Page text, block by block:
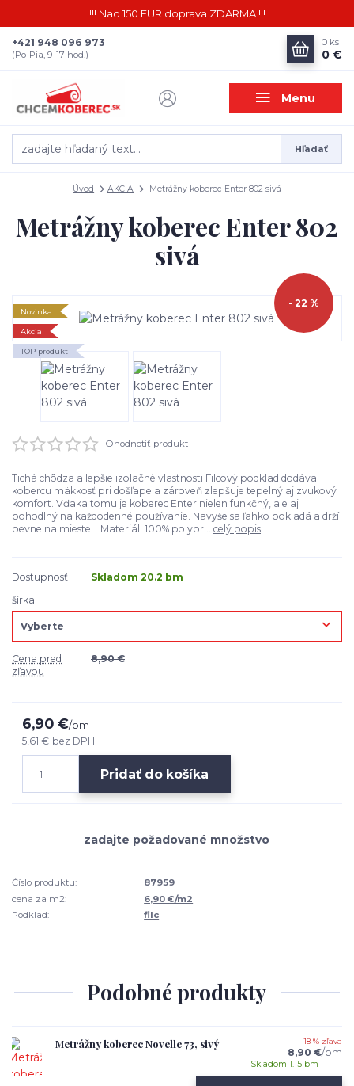
!!! Nad 150 EUR doprava ZDARMA !!!
Menu
Hľadať
+421 948 096 973
(Po-Pia, 9-17 hod.)
0 ks
0 €
Úvod AKCIA Metrážny koberec Enter 802 sivá
Metrážny koberec Enter 802
sivá
Novinka
Akcia
TOP produkt
- 22 %
Ohodnotiť produkt
Tichá chôdza a lepšie izolačné vlastnosti Filcový podklad dodáva
kobercu mäkkosť pri došľape a zároveň zlepšuje tepelný aj zvukový
komfort. Vďaka tomu je koberec Enter nielen funkčný, ale aj
pohodlný na každodenné používanie. Navyše sa ľahko pokladá a drží
pevne na mieste. Materiál: 100% polypr... celý popis
Dostupnosť
Skladom 20.2 bm
šírka
Cena pred
zľavou
8,90 €
6,90 €/bm
5,61 € bez DPH
Pridať do košíka
Číslo produktu:
87959
cena za m2:
6,90 €/m2
Podklad:
filc
Podobné produkty
Metrážny koberec Novelle 73, sivý 18 % zľava
8,90 €/bm
Skladom 1.15 bm